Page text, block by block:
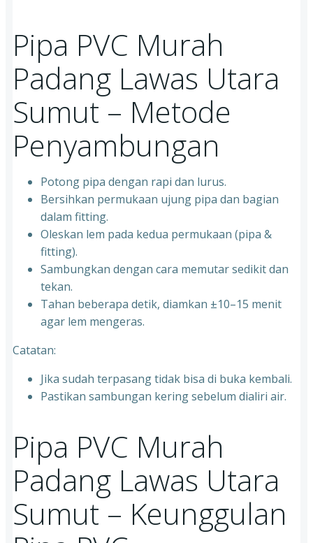
Pipa PVC Murah
Padang Lawas Utara
Sumut – Metode
Penyambungan
Potong pipa dengan rapi dan lurus.
Bersihkan permukaan ujung pipa dan bagian
dalam fitting.
Oleskan lem pada kedua permukaan (pipa &
fitting).
Sambungkan dengan cara memutar sedikit dan
tekan.
Tahan beberapa detik, diamkan ±10–15 menit
agar lem mengeras.
Catatan:
Jika sudah terpasang tidak bisa di buka kembali.
Pastikan sambungan kering sebelum dialiri air.
Pipa PVC Murah
Padang Lawas Utara
Sumut – Keunggulan